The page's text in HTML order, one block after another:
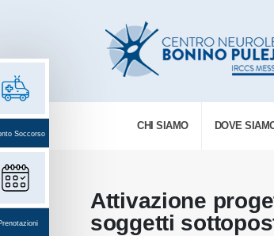
CHI SIAMO DOVE
Soccorso
Attivazione
soggetti